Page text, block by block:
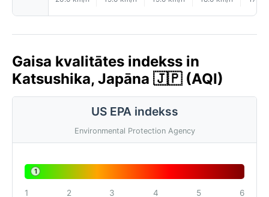
Gaisa kvalitātes indekss in
Katsushika, Japāna 🇯🇵 (AQI)
US EPA indekss
Environmental Protection Agency
1
1 2 3 4 5 6